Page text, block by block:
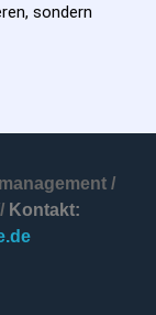
sondern
– Das Projekt
2025 –
/
Kontakt: